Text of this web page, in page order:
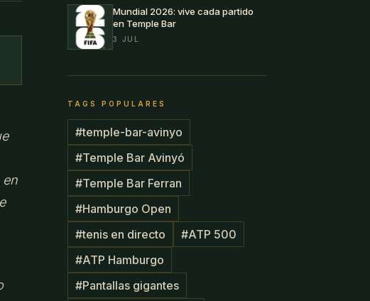
en
Mundial 2026: vive cada partido
en Temple Bar
3 JUL
TAGS POPULARES
#temple-bar-avinyo
#Temple Bar Avinyó
#Temple Bar Ferran
#Hamburgo Open
#tenis en directo #ATP 500
#ATP Hamburgo
#Pantallas gigantes